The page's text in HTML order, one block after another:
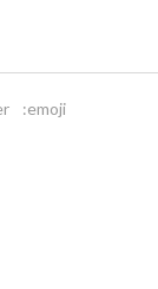
:emoji